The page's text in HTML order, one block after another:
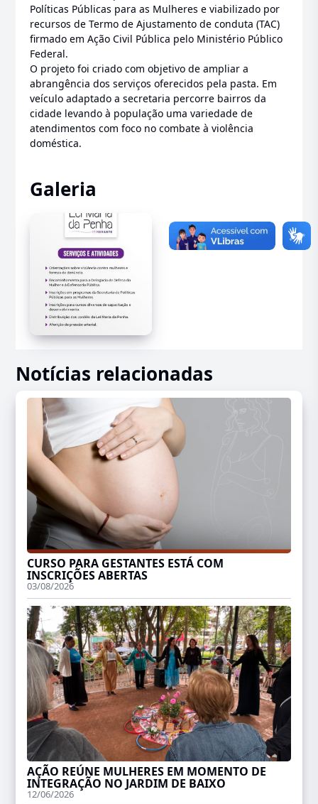
Políticas Públicas para as Mulheres e viabilizado por
recursos de Termo de Ajustamento de conduta (TAC)
firmado em Ação Civil Pública pelo Ministério Público
Federal.
O projeto foi criado com objetivo de ampliar a
abrangência dos serviços oferecidos pela pasta. Em
veículo adaptado a secretaria percorre bairros da
cidade levando à população uma variedade de
atendimentos com foco no combate à violência
doméstica.
Galeria
Notícias relacionadas
CURSO PARA GESTANTES ESTÁ COM
INSCRIÇÕES ABERTAS
03/08/2026
AÇÃO REÚNE MULHERES EM MOMENTO DE
INTEGRAÇÃO NO JARDIM DE BAIXO
12/06/2026